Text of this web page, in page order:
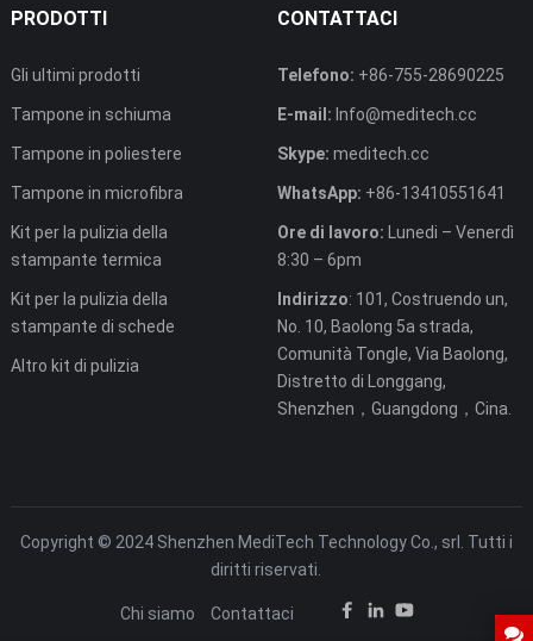
PRODOTTI
Gli ultimi prodotti
Tampone in schiuma
Tampone in poliestere
Tampone in microfibra
Kit per la pulizia della
stampante termica
Kit per la pulizia della
stampante di schede
Altro kit di pulizia
CONTATTACI
Telefono: +86-755-28690225
E-mail: Info@meditech.cc
Skype: meditech.cc
WhatsApp: +86-13410551641
Ore di lavoro: Lunedi – Venerdì
8:30 – 6pm
Indirizzo: 101, Costruendo un,
No. 10, Baolong 5a strada,
Comunità Tongle, Via Baolong,
Distretto di Longgang,
Shenzhen，Guangdong，Cina.
Copyright © 2024 Shenzhen MediTech Technology Co., srl. Tutti i
diritti riservati.
Chi siamo Contattaci